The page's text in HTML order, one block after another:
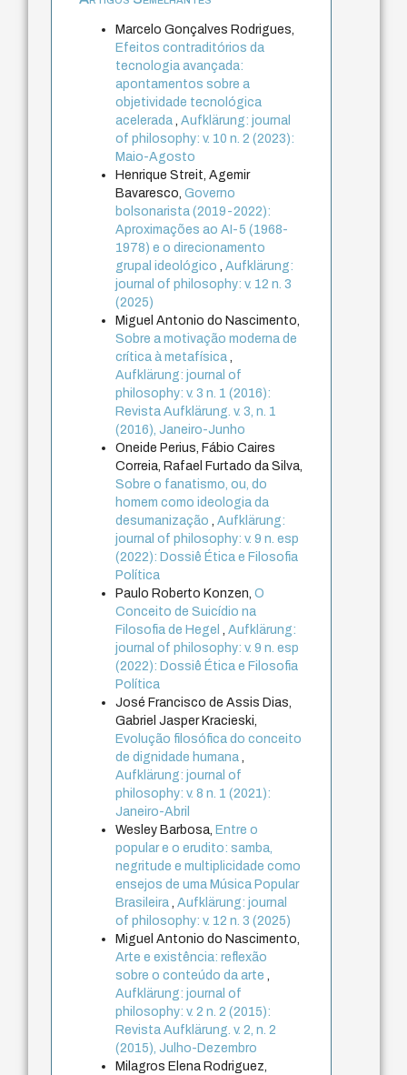
Marcelo Gonçalves Rodrigues,
Efeitos contraditórios da
tecnologia avançada:
apontamentos sobre a
objetividade tecnológica
acelerada,Aufklärung: journal
of philosophy: v. 10 n. 2 (2023):
Maio-Agosto
Henrique Streit, Agemir
Bavaresco,Governo
bolsonarista (2019-2022):
Aproximações ao AI-5 (1968-
1978) e o direcionamento
grupal ideológico,Aufklärung:
journal of philosophy: v. 12 n. 3
(2025)
Miguel Antonio do Nascimento,
Sobre a motivação moderna de
crítica à metafísica,
Aufklärung: journal of
philosophy: v. 3 n. 1 (2016):
Revista Aufklärung. v. 3, n. 1
(2016), Janeiro-Junho
Oneide Perius, Fábio Caires
Correia, Rafael Furtado da Silva,
Sobre o fanatismo, ou, do
homem como ideologia da
desumanização,Aufklärung:
journal of philosophy: v. 9 n. esp
(2022): Dossiê Ética e Filosofia
Política
Paulo Roberto Konzen,O
Conceito de Suicídio na
Filosofia de Hegel,Aufklärung:
journal of philosophy: v. 9 n. esp
(2022): Dossiê Ética e Filosofia
Política
José Francisco de Assis Dias,
Gabriel Jasper Kracieski,
Evolução filosófica do conceito
de dignidade humana,
Aufklärung: journal of
philosophy: v. 8 n. 1 (2021):
Janeiro-Abril
Wesley Barbosa, Entre o
popular e o erudito: samba,
negritude e multiplicidade como
ensejos de uma Música Popular
Brasileira,Aufklärung: journal
of philosophy: v. 12 n. 3 (2025)
Miguel Antonio do Nascimento,
Arte e existência: reflexão
sobre o conteúdo da arte,
Aufklärung: journal of
philosophy: v. 2 n. 2 (2015):
Revista Aufklärung. v. 2, n. 2
(2015), Julho-Dezembro
Milagros Elena Rodriguez,